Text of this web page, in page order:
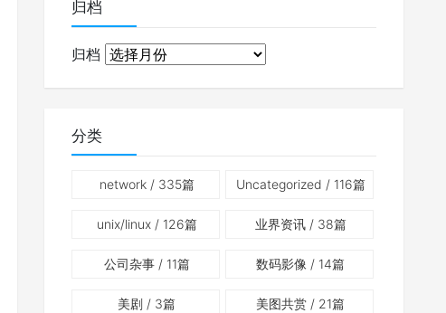
归档
归档
分类
network/ 335篇 Uncategorized / 116篇
unix/linux/ 126篇 业界资讯/ 38篇
公司杂事/ 11篇 数码影像 / 14篇
美剧 / 3篇 美图共赏 / 21篇